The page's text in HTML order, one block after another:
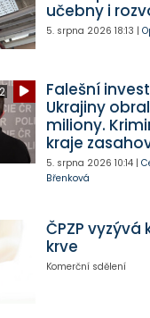
učebny i
5. srpna 2026 18:13 |
Falešní
Ukrajiny
miliony.
kraje
5. srpna 2026 10:14|
Břenková
ČPZP
krve
Komerční sdělení